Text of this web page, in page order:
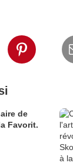
de
Favorit.